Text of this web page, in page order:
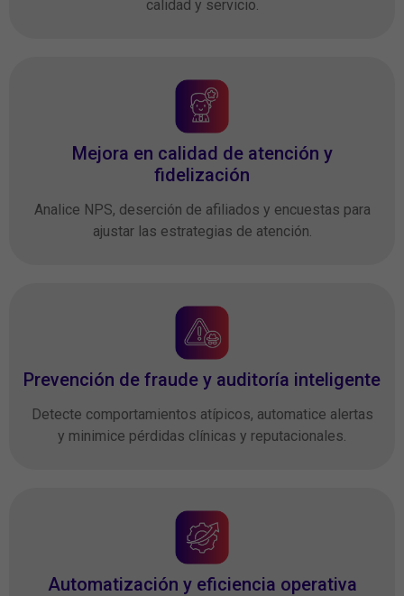
calidad y servicio.
Mejora en calidad de atención y
fidelización
Analice NPS, deserción de afiliados y encuestas para
ajustar las estrategias de atención.
Prevención de fraude y auditoría inteligente
Detecte comportamientos atípicos, automatice alertas
y minimice pérdidas clínicas y reputacionales.
Automatización y eficiencia operativa